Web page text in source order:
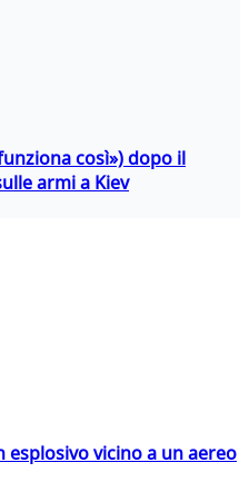
così») dopo il
armi a Kiev
vicino a un aereo